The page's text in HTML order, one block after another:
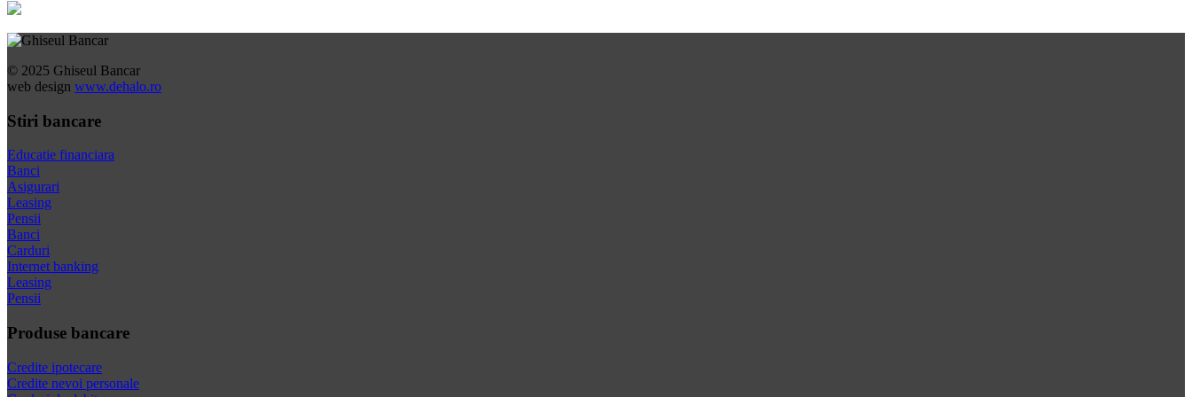
© 2025 Ghiseul Bancar
web design www.dehalo.ro
Stiri bancare
Educatie financiara
Banci
Asigurari
Leasing
Pensii
Banci
Carduri
Internet banking
Leasing
Pensii
Produse bancare
Credite ipotecare
Credite nevoi personale